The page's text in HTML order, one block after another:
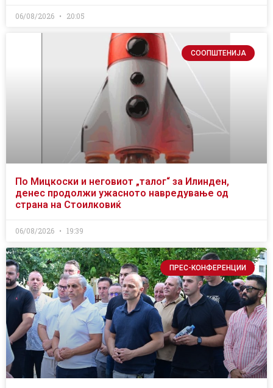
06/08/2026 20:05
СООПШТЕНИЈА
По Мицкоски и неговиот „талог“ за Илинден,
денес продолжи ужасното навредување од
страна на Стоилковиќ
06/08/2026 19:39
ПРЕС-КОНФЕРЕНЦИИ